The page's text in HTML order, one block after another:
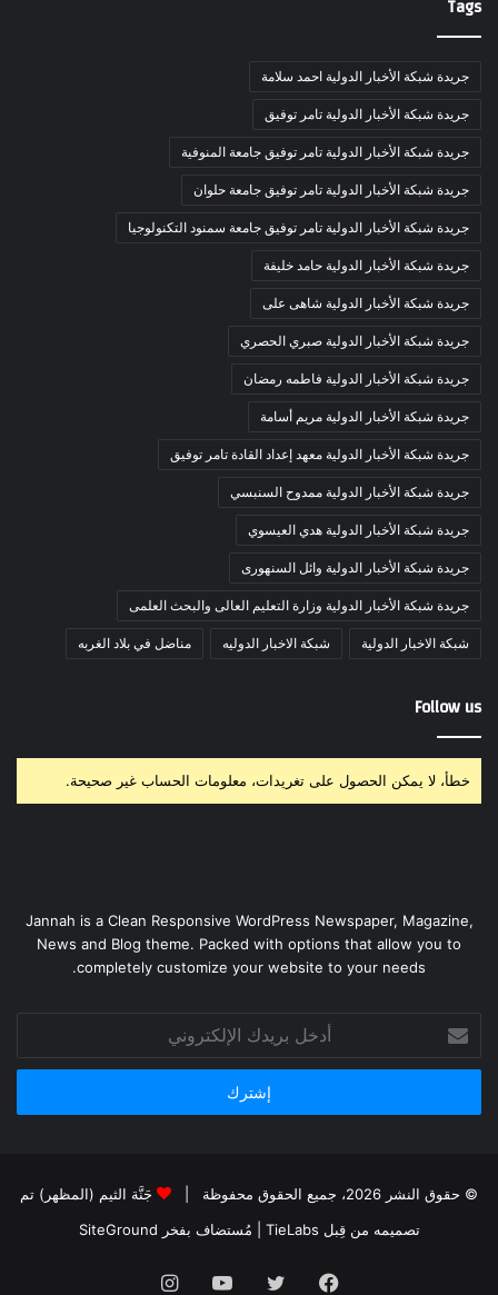
Tags
جريدة شبكة الأخبار الدولية احمد سلامة
جريدة شبكة الأخبار الدولية تامر توفيق
جريدة شبكة الأخبار الدولية تامر توفيق جامعة المنوفية
جريدة شبكة الأخبار الدولية تامر توفيق جامعة حلوان
جريدة شبكة الأخبار الدولية تامر توفيق جامعة سمنود التكنولوجيا
جريدة شبكة الأخبار الدولية حامد خليفة
جريدة شبكة الأخبار الدولية شاهى على
جريدة شبكة الأخبار الدولية صبري الحصري
جريدة شبكة الأخبار الدولية فاطمه رمضان
جريدة شبكة الأخبار الدولية مريم أسامة
جريدة شبكة الأخبار الدولية معهد إعداد القادة تامر توفيق
جريدة شبكة الأخبار الدولية ممدوح السنبسي
جريدة شبكة الأخبار الدولية هدي العيسوي
جريدة شبكة الأخبار الدولية وائل السنهورى
جريدة شبكة الأخبار الدولية وزارة التعليم العالى والبحث العلمى
شبكة الاخبار الدولية شبكة الاخبار الدوليه مناضل في بلاد الغربه
Follow us
خطأ، لا يمكن الحصول على تغريدات، معلومات الحساب غير صحيحة.
Jannah is a Clean Responsive WordPress Newspaper, Magazine,
News and Blog theme. Packed with options that allow you to
completely customize your website to your needs.
بريدك
الإلكتروني
© حقوق النشر 2026، جميع الحقوق محفوظة |
جَنَّة الثيم (المظهر) تم
تصميمه من قِبل TieLabs
| مُستضاف بفخر SiteGround
فيسبوك تويتر يوتيوبانستقرام